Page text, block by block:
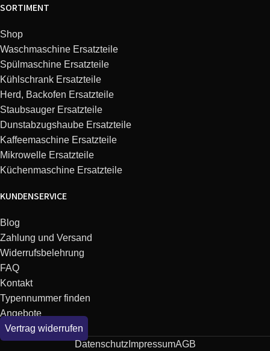
SORTIMENT
Shop
Waschmaschine Ersatzteile
Spülmaschine Ersatzteile
Kühlschrank Ersatzteile
Herd, Backofen Ersatzteile
Staubsauger Ersatzteile
Dunstabzugshaube Ersatzteile
Kaffeemaschine Ersatzteile
Mikrowelle Ersatzteile
Küchenmaschine Ersatzteile
KUNDENSERVICE
Blog
Zahlung und Versand
Widerrufsbelehrung
FAQ
Kontakt
Typennummer finden
Angebote
Vertrag widerrufen
Datenschutz ImpressumAGB